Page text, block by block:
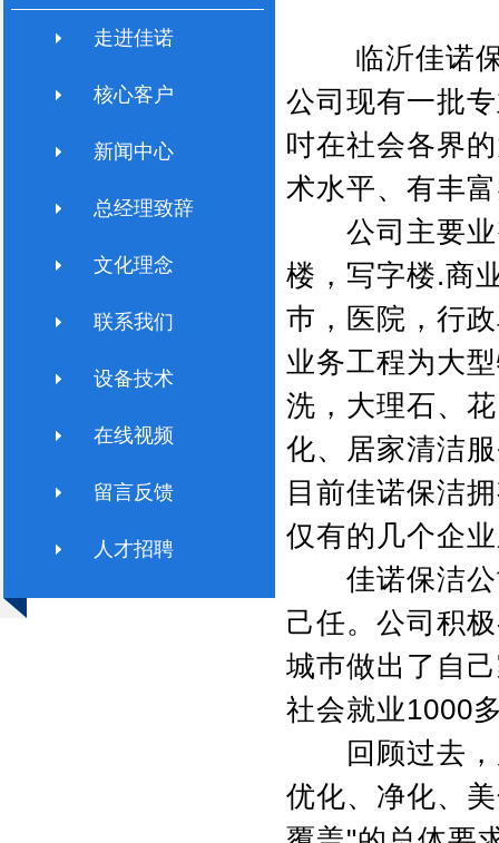
走进佳诺
核心客户
新闻中心
总经理致辞
文化理念
联系我们
设备技术
在线视频
留言反馈
人才招聘
临沂佳诺保
公司现有一批
吋在社会各界
术水平、有丰
公司主要业
楼，写字楼.商
巿，医院，行
业务工程为大
洗，大理石、
化、居家清洁
目前佳诺保洁
仅有的几个企
佳诺保洁公
己任。公司积
城巿做出了自
社会就业1000
回顾过去，
优化、净化、